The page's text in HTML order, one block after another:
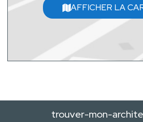
AFFICHER LA
trouver-mon-